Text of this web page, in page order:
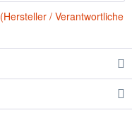
(Hersteller / Verantwortliche